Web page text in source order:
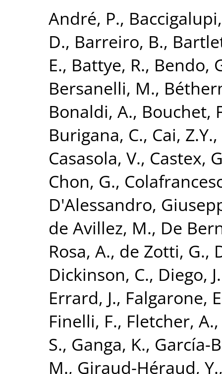
André, P.,
D., Barreiro, B.,
E., Battye, R., Bendo,
Bersanelli, M.,
Bonaldi, A., Bouchet,
Burigana, C., Cai, Z.Y.,
Casasola, V., Castex,
Chon, G.,
D'Alessandro,
de Avillez, M., De
Rosa, A., de Zotti, G.,
Dickinson, C., Diego,
Errard, J., Falgarone,
Finelli, F., Fletcher, A.
S., Ganga, K., García-
M., Giraud-Héraud, Y.